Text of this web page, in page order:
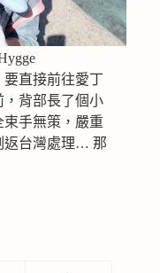
要直接前往愛丁
背部長了個小
手無策，嚴重
返台灣處理… 那